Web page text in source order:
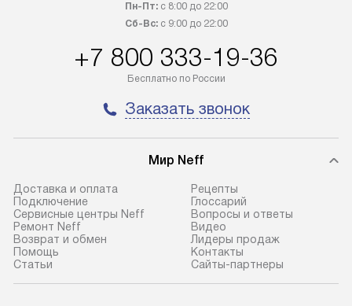
осуществляется через
транспортную компанию. После
100% предоплаты мы бесплатно
доставляем заказ
до представительства
транспортной компании в городе
Москва. Пожалуйста, уточняйте
условия доставки у менеджера при
В оговоренный день служба
доставки доставит упакованный
прибор до подъезда. Если
требуется переместить прибор
до двери квартиры или до места
установки, пожалуйста,
гарантия в
техники,
возможные
предполагают
к водопроводу,
точке слива, в
от категории
Пн-Пт:с 8:00 до 22:00
Сб-Вс:с 9:00 до 22:00
+7 800 333-19-36
Бесплатно по России
Заказать звонок
Мир Neff
Доставка и оплата
Подключение
Сервисные центры Neff
Ремонт Neff
Возврат и обмен
Помощь
Статьи
Рецепты
Глоссарий
Вопросы и ответы
Видео
Лидеры продаж
Контакты
Сайты-партнеры